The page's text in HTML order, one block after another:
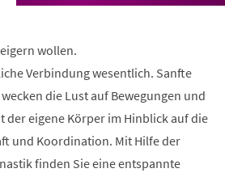
wollen.
Verbindung wesentlich. Sanfte
die Lust auf Bewegungen und
eigene Körper im Hinblick auf die
und Koordination. Mit Hilfe der
finden Sie eine entspannte